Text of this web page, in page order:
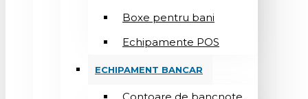
Boxe pentru bani
Echipamente POS
ECHIPAMENT BANCAR